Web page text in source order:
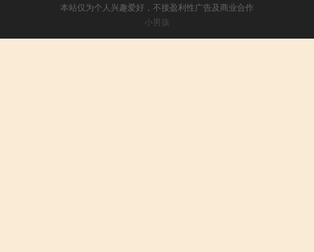
本站仅为个人兴趣爱好，不接盈利性广告及商业合作
小男孩